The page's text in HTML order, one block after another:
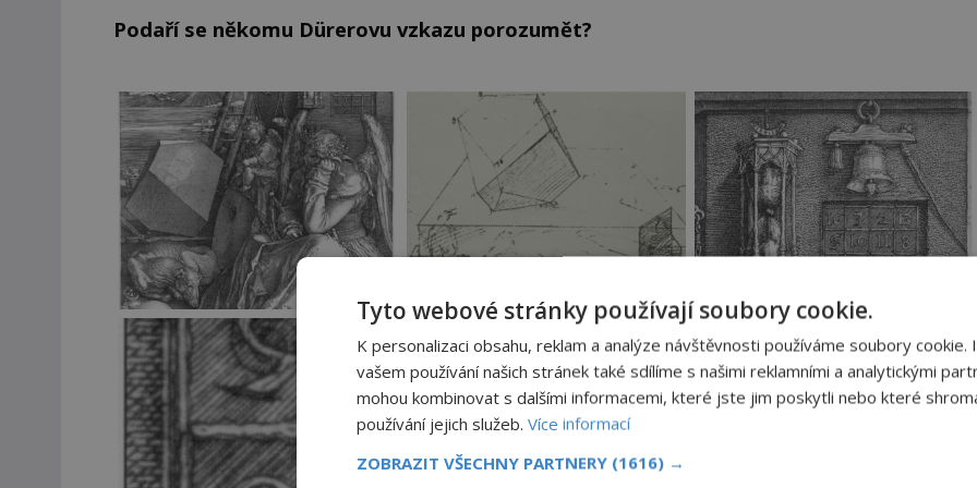
Podaří se někomu Dürerovu vzkazu porozumět?
Tyto webové stránky používají soubory cookie.
K personalizaci obsahu, reklam a analýze návštěvnosti používáme soubory cookie.
vašem používání našich stránek také sdílíme s našimi reklamními a analytickými
mohou kombinovat s dalšími informacemi, které jste jim poskytli nebo které
používání jejich služeb. Více informací
ZOBRAZIT VŠECHNY PARTNERY (1616) →